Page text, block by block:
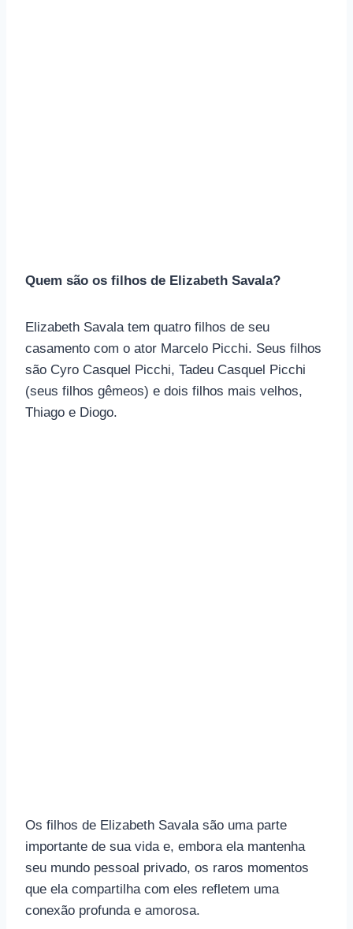
Quem são os filhos de Elizabeth Savala?
Elizabeth Savala tem quatro filhos de seu
casamento com o ator Marcelo Picchi. Seus filhos
são Cyro Casquel Picchi, Tadeu Casquel Picchi
(seus filhos gêmeos) e dois filhos mais velhos,
Thiago e Diogo.
Os filhos de Elizabeth Savala são uma parte
importante de sua vida e, embora ela mantenha
seu mundo pessoal privado, os raros momentos
que ela compartilha com eles refletem uma
conexão profunda e amorosa.